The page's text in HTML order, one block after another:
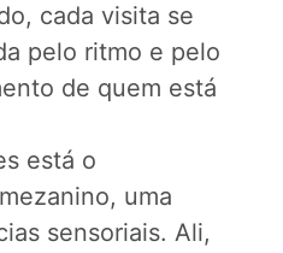
cada visita se
pelo ritmo e pelo
de quem está
está o
uma
sensoriais. Ali,